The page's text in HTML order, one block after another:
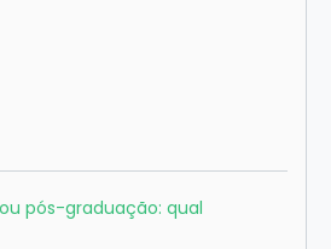
pós-graduação: qual